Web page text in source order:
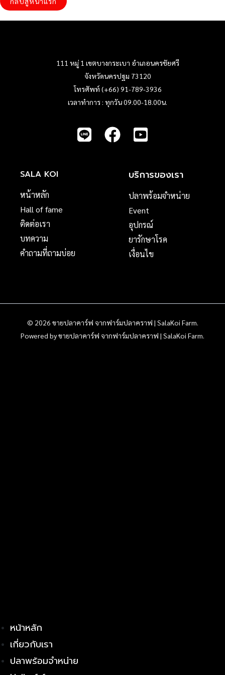
111 หมู่ 1 เขตบางกระเบา อำเภอนครชัยศรี
จังหวัดนครปฐม 73120
โทรศัพท์ (+66) 91-789-3936
เวลาทำการ : ทุกวัน 09.00-18.00น.
SALA KOI
หน้าหลัก
Hall of fame
ติดต่อเรา
บทความ
คำถามที่ถามบ่อย
บริการของเรา
ปลาพร้อมจำหน่าย
Event
อุปกรณ์
ยารักษาโรค
เงื่อนไข
© 2026 ขายปลาคาร์ฟ จากฟาร์มปลาคราฟ | SalaKoi Farm.
Powered by ขายปลาคาร์ฟ จากฟาร์มปลาคราฟ | SalaKoi Farm.
หน้าหลัก
เกี่ยวกับเรา
ปลาพร้อมจำหน่าย